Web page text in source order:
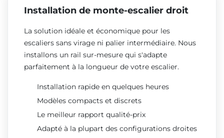
Installation de monte-escalier droit
La solution idéale et économique pour les
escaliers sans virage ni palier intermédiaire. Nous
installons un rail sur-mesure qui s'adapte
parfaitement à la longueur de votre escalier.
Installation rapide en quelques heures
Modèles compacts et discrets
Le meilleur rapport qualité-prix
Adapté à la plupart des configurations droites